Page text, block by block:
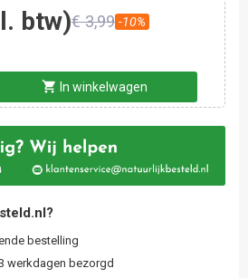
btw)€ 3,99 -10%
shopping_cart In winkelwagen
bestelling
werkdagen bezorgd